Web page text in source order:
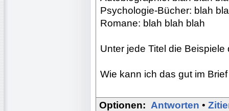
Psychologie-Bücher: blah
Romane: blah blah blah
Unter jede Titel die Beispiele
Wie kann ich das gut im
Optionen: Antworten •